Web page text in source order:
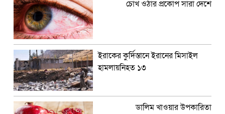
চোখ ওঠার প্রকোপ সারা দেশে
ইরাকের কুর্দিস্তানে ইরানের মিসাইল
হামলায়নিহত ১৩
ডালিম খাওয়ার উপকারিতা